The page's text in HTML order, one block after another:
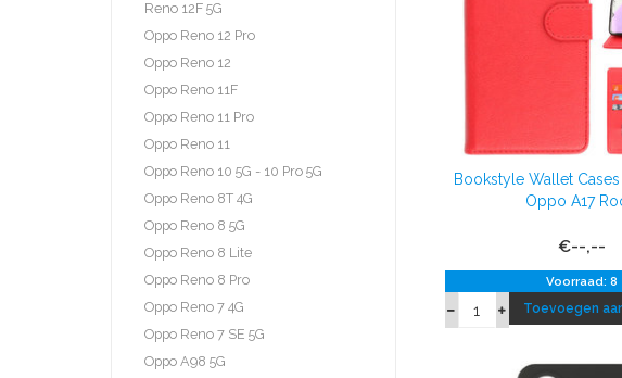
Reno 12F 5G
Oppo Reno 12 Pro
Oppo Reno 12
Oppo Reno 11F
Oppo Reno 11 Pro
Oppo Reno 11
Oppo Reno 10 5G - 10 Pro 5G
Oppo Reno 8T 4G
Oppo Reno 8 5G
Oppo Reno 8 Lite
Oppo Reno 8 Pro
Oppo Reno 7 4G
Oppo Reno 7 SE 5G
Oppo A98 5G
Bookstyle Wallet
Oppo A17
€--,--
Voorraad: 8
Toevoegen